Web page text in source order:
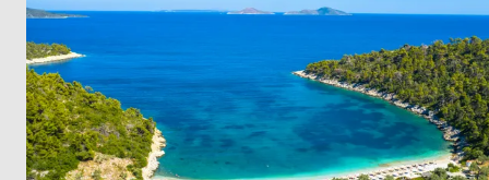
SezonMayıs ile Ekimarası açık.